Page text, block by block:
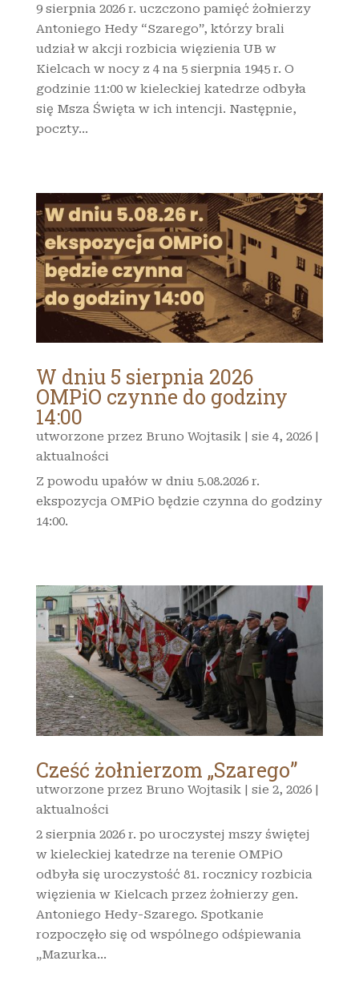
9 sierpnia 2026 r. uczczono pamięć żołnierzy
Antoniego Hedy “Szarego”, którzy brali
udział w akcji rozbicia więzienia UB w
Kielcach w nocy z 4 na 5 sierpnia 1945 r. O
godzinie 11:00 w kieleckiej katedrze odbyła
się Msza Święta w ich intencji. Następnie,
poczty...
W dniu 5 sierpnia 2026
OMPiO czynne do godziny
14:00
utworzone przez Bruno Wojtasik| sie 4, 2026|
aktualności
Z powodu upałów w dniu 5.08.2026 r.
ekspozycja OMPiO będzie czynna do godziny
14:00.
Cześć żołnierzom „Szarego”
utworzone przez Bruno Wojtasik| sie 2, 2026|
aktualności
2 sierpnia 2026 r. po uroczystej mszy świętej
w kieleckiej katedrze na terenie OMPiO
odbyła się uroczystość 81. rocznicy rozbicia
więzienia w Kielcach przez żołnierzy gen.
Antoniego Hedy-Szarego. Spotkanie
rozpoczęło się od wspólnego odśpiewania
„Mazurka...